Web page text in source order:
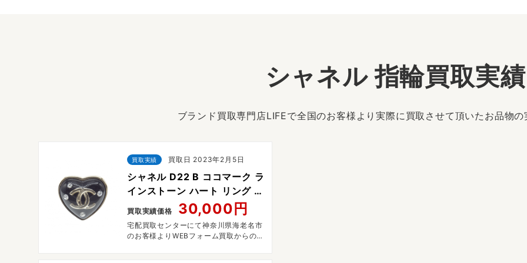
シャネル 指輪買取実績
ブランド買取専門店LIFEで全国のお客様より実際に買取させて頂いたお品物の
買取実績 買取日 2023年2月5日
シャネル D22 B ココマーク ラ
インストーン ハート リング シ
ルバー
買取実績価格 30,000円
宅配買取センターにて神奈川県海老名市
のお客様よりWEBフォーム買取からの受